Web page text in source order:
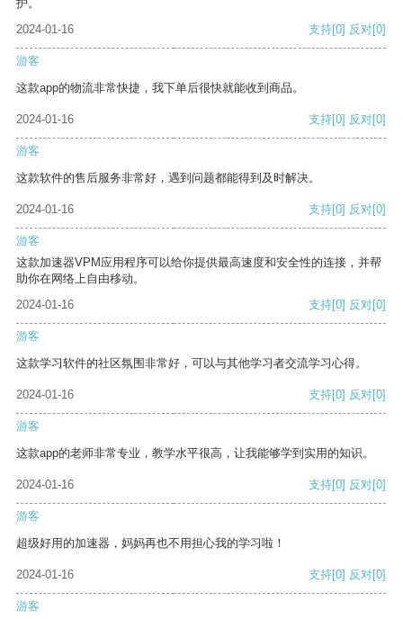
护。
2024-01-16
支持[0] 反对[0]
游客
这款app的物流非常快捷，我下单后很快就能收到商品。
2024-01-16 支持[0] 反对[0]
游客
这款软件的售后服务非常好，遇到问题都能得到及时解决。
2024-01-16 支持[0] 反对[0]
游客
这款加速器VPM应用程序可以给你提供最高速度和安全性的连接，并帮
助你在网络上自由移动。
2024-01-16
支持[0] 反对[0]
游客
这款学习软件的社区氛围非常好，可以与其他学习者交流学习心得。
2024-01-16 支持[0] 反对[0]
游客
这款app的老师非常专业，教学水平很高，让我能够学到实用的知识。
2024-01-16 支持[0] 反对[0]
游客
超级好用的加速器，妈妈再也不用担心我的学习啦！
2024-01-16 支持[0] 反对[0]
游客